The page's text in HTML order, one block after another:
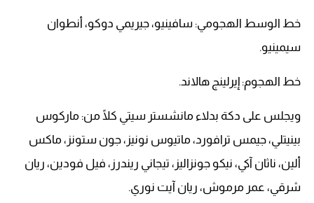
خط الوسط الهجومي: سافينيو، جيريمي دوكو، أنطوان
سيمينيو.
خط الهجوم: إيرلينج هالاند.
ويجلس على دكة بدلاء مانشستر سيتي كلًا من: ماركوس
بينيتلي، جيمس ترافورد، ماتيوس نونيز، جون ستونز، ماكس
ألين، ناثان آكي، نيكو جونزاليز، تيجاني ريندرز، فيل فودين، ريان
شرقي، عمر مرموش، ريان آيت نوري.